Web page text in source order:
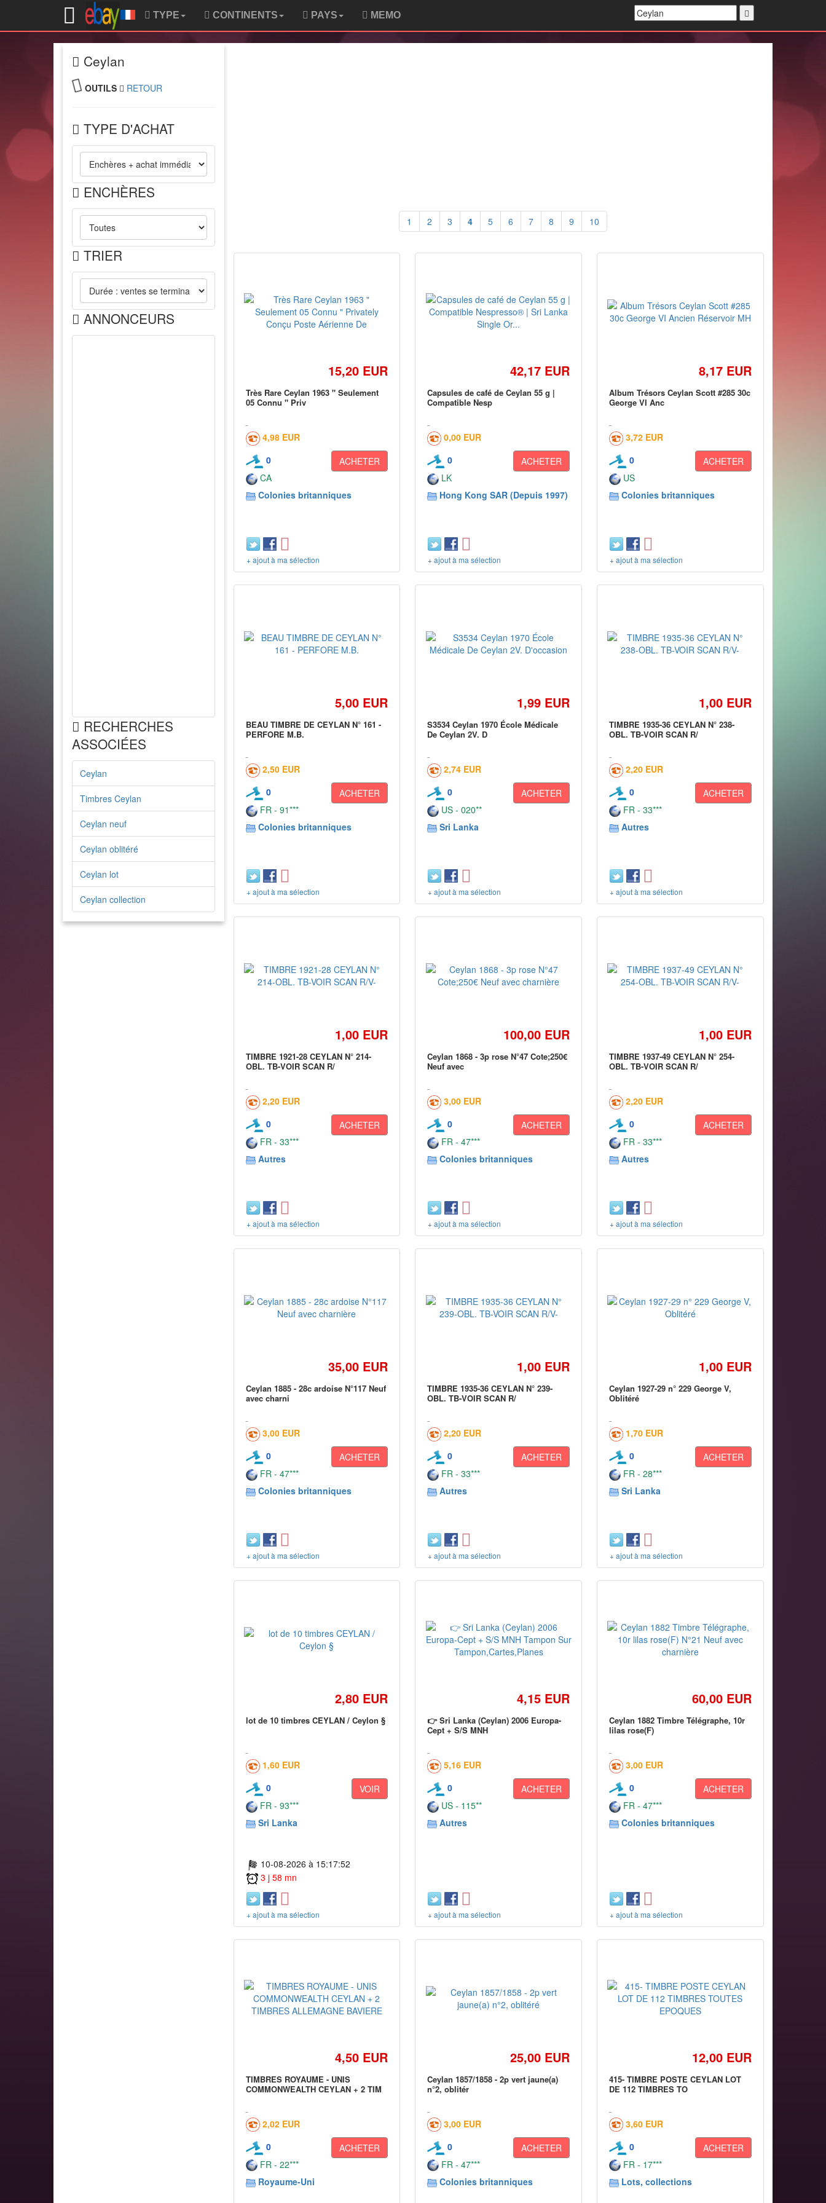
TYPE CONTINENTS PAYS MEMO
Ceylan
OUTILS RETOUR
TYPE D'ACHAT
ENCHÈRES
TRIER
ANNONCEURS
RECHERCHES
ASSOCIÉES
Ceylan
Timbres Ceylan
Ceylan neuf
Ceylan oblitéré
Ceylan lot
Ceylan collection
1 2 3 4 5 6 7 8 9 10
15,20 EUR
Très Rare Ceylan 1963 " Seulement
05 Connu " Priv
4,98 EUR
0
ACHETER
CA
Colonies britanniques
+ ajout à ma sélection
42,17 EUR
Capsules de café de Ceylan 55 g |
Compatible Nesp
0,00 EUR
0
ACHETER
LK
Hong Kong SAR (Depuis 1997)
+ ajout à ma sélection
8,17 EUR
Album Trésors Ceylan Scott #285 30c
George VI Anc
3,72 EUR
0
ACHETER
US
Colonies britanniques
+ ajout à ma sélection
5,00 EUR
BEAU TIMBRE DE CEYLAN N° 161 -
PERFORE M.B.
2,50 EUR
0
ACHETER
FR - 91***
Colonies britanniques
+ ajout à ma sélection
1,99 EUR
S3534 Ceylan 1970 École Médicale
De Ceylan 2V. D
2,74 EUR
0
ACHETER
US - 020**
Sri Lanka
+ ajout à ma sélection
1,00 EUR
TIMBRE 1935-36 CEYLAN N° 238-
OBL. TB-VOIR SCAN R/
2,20 EUR
0
ACHETER
FR - 33***
Autres
+ ajout à ma sélection
1,00 EUR
TIMBRE 1921-28 CEYLAN N° 214-
OBL. TB-VOIR SCAN R/
2,20 EUR
0
ACHETER
FR - 33***
Autres
+ ajout à ma sélection
100,00 EUR
Ceylan 1868 - 3p rose N°47 Cote;250€
Neuf avec
3,00 EUR
0
ACHETER
FR - 47***
Colonies britanniques
+ ajout à ma sélection
1,00 EUR
TIMBRE 1937-49 CEYLAN N° 254-
OBL. TB-VOIR SCAN R/
2,20 EUR
0
ACHETER
FR - 33***
Autres
+ ajout à ma sélection
35,00 EUR
Ceylan 1885 - 28c ardoise N°117 Neuf
avec charni
3,00 EUR
0
ACHETER
FR - 47***
Colonies britanniques
+ ajout à ma sélection
1,00 EUR
TIMBRE 1935-36 CEYLAN N° 239-
OBL. TB-VOIR SCAN R/
2,20 EUR
0
ACHETER
FR - 33***
Autres
+ ajout à ma sélection
1,00 EUR
Ceylan 1927-29 n° 229 George V,
Oblitéré
1,70 EUR
0
ACHETER
FR - 28***
Sri Lanka
+ ajout à ma sélection
2,80 EUR
lot de 10 timbres CEYLAN / Ceylon §
1,60 EUR
0
VOIR
FR - 93***
Sri Lanka
10-08-2026 à 15:17:52
3 j 58 mn
+ ajout à ma sélection
4,15 EUR
👉 Sri Lanka (Ceylan) 2006 Europa-
Cept + S/S MNH
5,16 EUR
0
ACHETER
US - 115**
Autres
+ ajout à ma sélection
60,00 EUR
Ceylan 1882 Timbre Télégraphe, 10r
lilas rose(F)
3,00 EUR
0
ACHETER
FR - 47***
Colonies britanniques
+ ajout à ma sélection
4,50 EUR
TIMBRES ROYAUME - UNIS
COMMONWEALTH CEYLAN + 2 TIM
2,02 EUR
0
ACHETER
FR - 22***
Royaume-Uni
25,00 EUR
Ceylan 1857/1858 - 2p vert jaune(a)
n°2, oblitér
3,00 EUR
0
ACHETER
FR - 47***
Colonies britanniques
12,00 EUR
415- TIMBRE POSTE CEYLAN LOT
DE 112 TIMBRES TO
3,60 EUR
0
ACHETER
FR - 17***
Lots, collections